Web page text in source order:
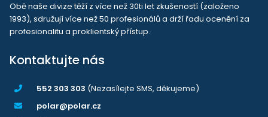
Obě naše divize těží z více než 30ti let zkušeností (založeno
1993), sdružují více než 50 profesionálů a drží řadu ocenění za
profesionalitu a proklientský přístup.
Kontaktujte nás
552 303 303 (Nezasílejte SMS, děkujeme)
polar@polar.cz